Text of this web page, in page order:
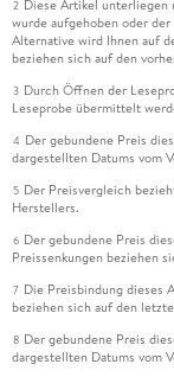
2 Diese Artikel unterliegen
wurde aufgehoben oder
Alternative wird Ihnen auf
beziehen sich auf den
3 Durch Öffnen der
Leseprobe übermittelt
4 Der gebundene Preis
dargestellten Datums vom
5 Der Preisvergleich
Herstellers.
6 Der gebundene Preis
Preissenkungen beziehen
7 Die Preisbindung dieses
beziehen sich auf den
8 Der gebundene Preis
dargestellten Datums vom